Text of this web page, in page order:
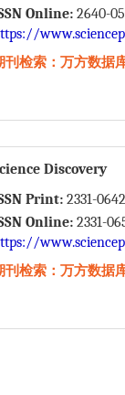
Online: 2640-
刊检索：万方数据
Discovery
Print: 2331-0642
Online: 2331-
刊检索：万方数据